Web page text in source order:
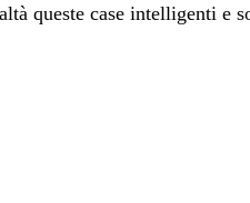
queste case intelligenti